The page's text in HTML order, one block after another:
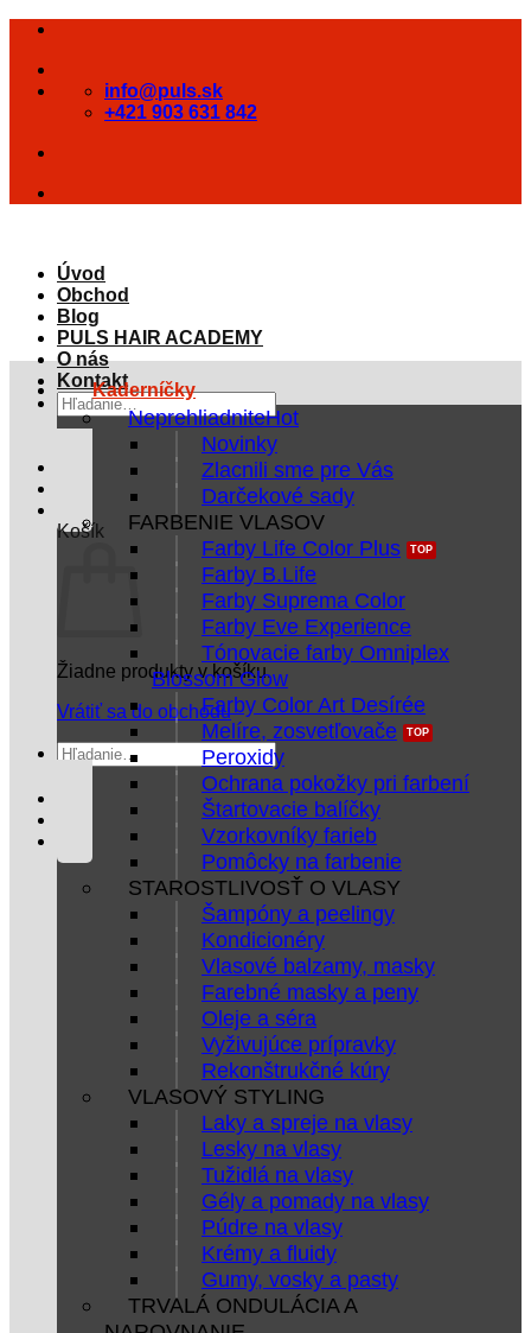
Skip
content
info@puls.sk
+421 903 631 842
Úvod
Obchod
Blog
PULS HAIR ACADEMY
O nás
Kontakt
Hľadať:
Košík
Žiadne produkty v košíku.
Vrátiť sa do obchodu
Hľadať:
Kaderníčky
Neprehliadnite
Novinky
Zlacnili sme pre Vás
Darčekové sady
FARBENIE VLASOV
Farby Life Color Plus
Farby B.Life
Farby Suprema Color
Farby Eve Experience
Tónovacie farby Omniplex
Blossom Glow
Farby Color Art Desírée
Melíre, zosvetľovače
Peroxidy
Ochrana pokožky pri farbení
Štartovacie balíčky
Vzorkovníky farieb
Pomôcky na farbenie
STAROSTLIVOSŤ O VLASY
Šampóny a peelingy
Kondicionéry
Vlasové balzamy, masky
Farebné masky a peny
Oleje a séra
Vyživujúce prípravky
Rekonštrukčné kúry
VLASOVÝ STYLING
Laky a spreje na vlasy
Lesky na vlasy
Tužidlá na vlasy
Gély a pomady na vlasy
Púdre na vlasy
Krémy a fluidy
Gumy, vosky a pasty
TRVALÁ ONDULÁCIA A